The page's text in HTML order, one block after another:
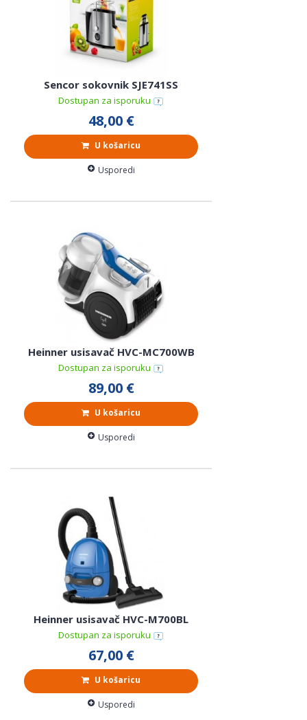
Sencor sokovnik SJE741SS
Dostupan za isporuku
48,00 €
U košaricu
Usporedi
Heinner usisavač HVC-MC700WB
Dostupan za isporuku
89,00 €
U košaricu
Usporedi
Heinner usisavač HVC-M700BL
Dostupan za isporuku
67,00 €
U košaricu
Usporedi